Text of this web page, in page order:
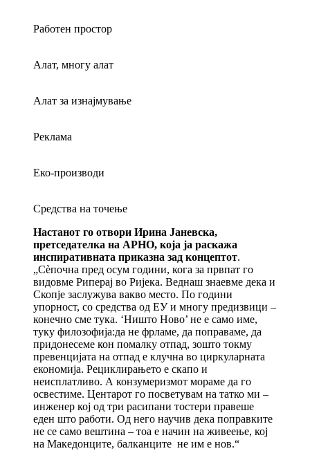
Работен простор
Алат, многу алат
Алат за изнајмување
Реклама
Еко-производи
Средства на точење
Настанот го отвори Ирина Јаневска,
претседателка на АРНО, која ја раскажа
инспиративната приказна зад концептот.
„Сѐпочна пред осум години, кога за првпат го
видовме Риперај во Ријека. Веднаш знаевме дека и
Скопје заслужува вакво место. По години
упорност, со средства од ЕУ и многу предизвици –
конечно сме тука. ‘Ништо Ново’ не е само име,
туку филозофија:да не фрламе, да поправаме, да
придонесеме кон помалку отпад, зошто токму
превенцијата на отпад е клучна во циркуларната
економија. Рециклирањето е скапо и
неисплатливо. А конзумеризмот мораме да го
освестиме. Центарот го посветувам на татко ми –
инженер кој од три расипани тостери правеше
еден што работи. Од него научив дека поправките
не се само вештина – тоа е начин на живеење, кој
на Македонците, балканците не им е нов.“